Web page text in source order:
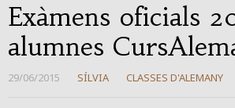
Exàmens oficials
alumnes
29/06/2015 SÍLVIA CLASSES D'ALEMANY